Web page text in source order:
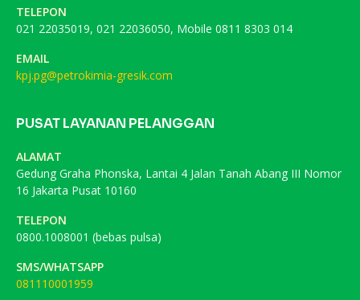
TELEPON
021 22035019, 021 22036050, Mobile 0811 8303 014
EMAIL
kpj.pg@petrokimia-gresik.com
PUSAT LAYANAN PELANGGAN
ALAMAT
Gedung Graha Phonska, Lantai 4 Jalan Tanah Abang III Nomor
16 Jakarta Pusat 10160
TELEPON
0800.1008001 (bebas pulsa)
SMS/WHATSAPP
081110001959